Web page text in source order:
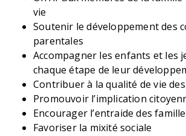
vie
Soutenir le développement des
parentales
Accompagner les enfants et les
chaque étape de leur
Contribuer à la qualité de vie
Promouvoir l’implication
Encourager l’entraide des
Favoriser la mixité sociale